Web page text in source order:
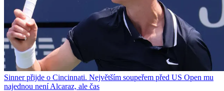
Sinner přijde o Cincinnati. Největším soupeřem před US Open mu
najednou není Alcaraz, ale čas